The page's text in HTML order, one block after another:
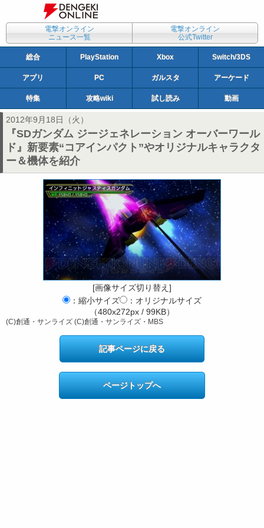
電撃オンライン
ニュース一覧
電撃オンライン
公式Twitter
総合 PlayStation Xbox Switch/3DS
アプリ PC ガルスタ アーケード
特集 攻略wiki 試し読み 動画
2012年9月18日（火）
『SDガンダム ジージェネレーション オーバーワール
ド』新要素“コアインパクト”やオリジナルキャラクタ
ー＆機体を紹介
[画像サイズ切り替え]
：縮小サイズ
：オリジナルサイズ
（480x272px / 99KB）
(C)創通・サンライズ (C)創通・サンライズ・MBS
記事ページに戻る
ページトップへ